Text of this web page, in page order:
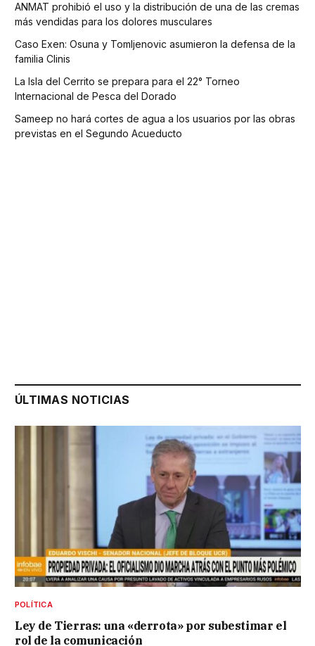
ANMAT prohibió el uso y la distribución de una de las cremas
más vendidas para los dolores musculares
Caso Exen: Osuna y Tomljenovic asumieron la defensa de la
familia Clinis
La Isla del Cerrito se prepara para el 22° Torneo
Internacional de Pesca del Dorado
Sameep no hará cortes de agua a los usuarios por las obras
previstas en el Segundo Acueducto
ÚLTIMAS NOTICIAS
POLÍTICA
Ley de Tierras: una «derrota» por subestimar el
rol de la comunicación